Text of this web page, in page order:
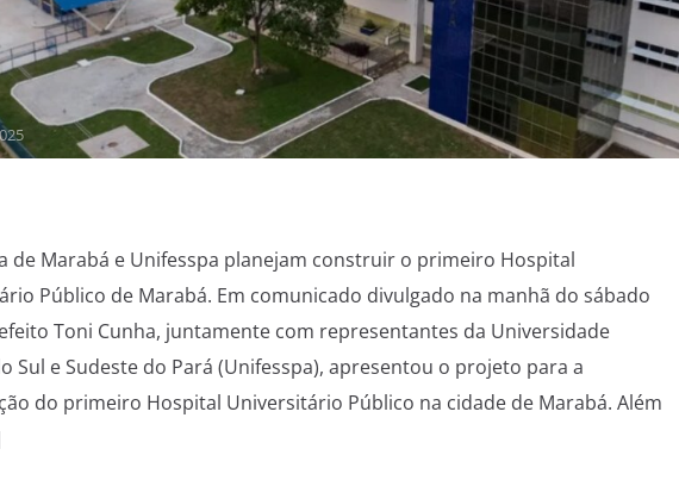
de Marabá e Unifesspa planejam construir o primeiro Hospital
Público de Marabá. Em comunicado divulgado na manhã do sábado
Toni Cunha, juntamente com representantes da Universidade
Sul e Sudeste do Pará (Unifesspa), apresentou o projeto para a
do primeiro Hospital Universitário Público na cidade de Marabá. Além